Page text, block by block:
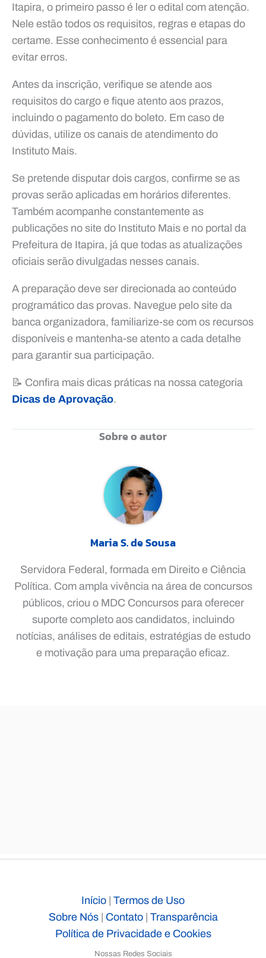
Itapira, o primeiro passo é ler o edital com atenção.
Nele estão todos os requisitos, regras e etapas do
certame. Esse conhecimento é essencial para
evitar erros.
Antes da inscrição, verifique se atende aos
requisitos do cargo e fique atento aos prazos,
incluindo o pagamento do boleto. Em caso de
dúvidas, utilize os canais de atendimento do
Instituto Mais.
Se pretende disputar dois cargos, confirme se as
provas serão aplicadas em horários diferentes.
Também acompanhe constantemente as
publicações no site do Instituto Mais e no portal da
Prefeitura de Itapira, já que todas as atualizações
oficiais serão divulgadas nesses canais.
A preparação deve ser direcionada ao conteúdo
programático das provas. Navegue pelo site da
banca organizadora, familiarize-se com os recursos
disponíveis e mantenha-se atento a cada detalhe
para garantir sua participação.
📝 Confira mais dicas práticas na nossa categoria
Dicas de Aprovação.
Sobre o autor
Maria S. de Sousa
Servidora Federal, formada em Direito e Ciência
Política. Com ampla vivência na área de concursos
públicos, criou o MDC Concursos para oferecer
suporte completo aos candidatos, incluindo
notícias, análises de editais, estratégias de estudo
e motivação para uma preparação eficaz.
Início | Termos de Uso
Sobre Nós| Contato| Transparência
Política de Privacidade e Cookies
Nossas Redes Sociais